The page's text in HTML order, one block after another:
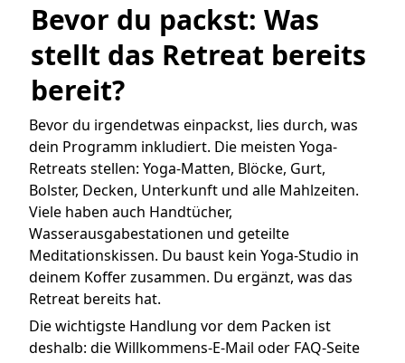
Bevor du packst: Was
stellt das Retreat bereits
bereit?
Bevor du irgendetwas einpackst, lies durch, was
dein Programm inkludiert. Die meisten Yoga-
Retreats stellen: Yoga-Matten, Blöcke, Gurt,
Bolster, Decken, Unterkunft und alle Mahlzeiten.
Viele haben auch Handtücher,
Wasserausgabestationen und geteilte
Meditationskissen. Du baust kein Yoga-Studio in
deinem Koffer zusammen. Du ergänzt, was das
Retreat bereits hat.
Die wichtigste Handlung vor dem Packen ist
deshalb: die Willkommens-E-Mail oder FAQ-Seite